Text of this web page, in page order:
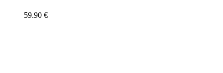
59.90 €